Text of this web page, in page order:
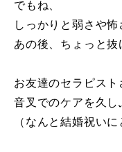
でもね、
しっかりと弱さや怖
あの後、ちょっと抜
お友達のセラピス
音叉でのケアを久
（なんと結婚祝い